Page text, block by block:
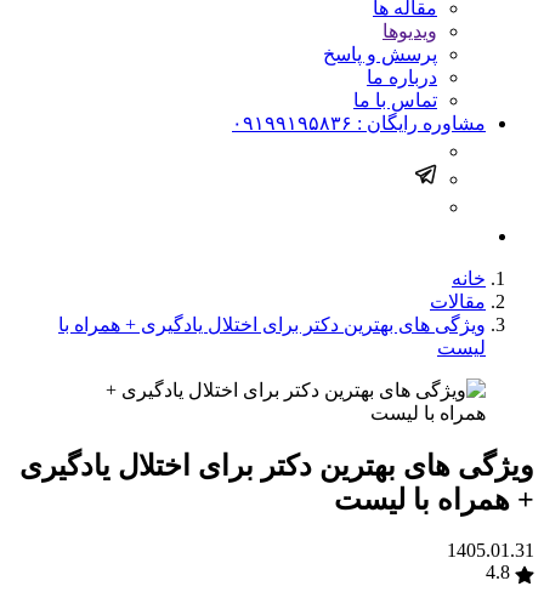
مقاله ها
ویدیوها
پرسش و پاسخ
درباره ما
تماس با ما
مشاوره رایگان : ۰۹۱۹۹۱۹۵۸۳۶
خانه
مقالات
ویژگی های بهترین دکتر برای اختلال یادگیری + همراه با
لیست
ویژگی های بهترین دکتر برای اختلال یادگیری
+ همراه با لیست
1405.01.31
4.8